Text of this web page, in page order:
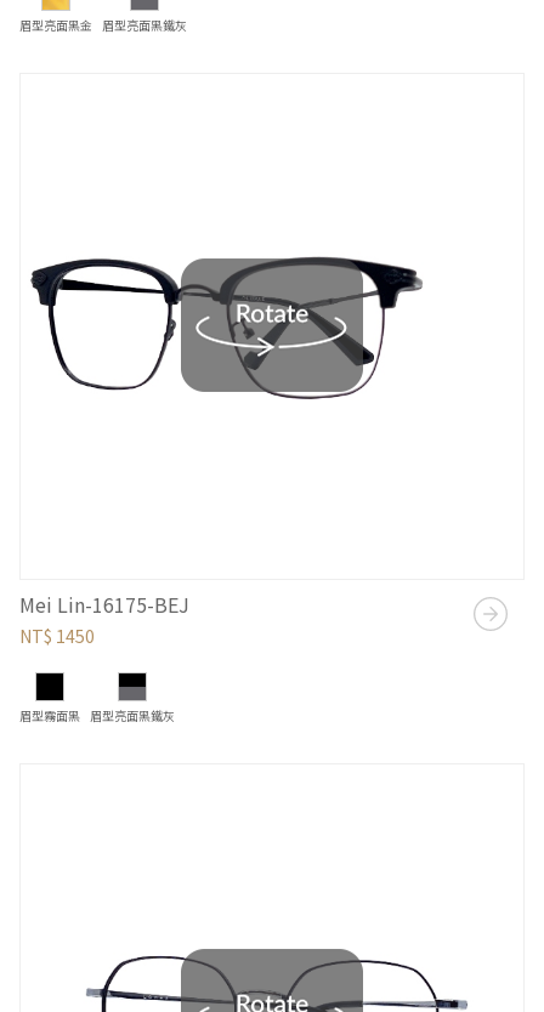
眉型亮面黑金 眉型亮面黑鐵灰
Mei Lin-16175-BEJ
NT$ 1450
眉型霧面黑 眉型亮面黑鐵灰